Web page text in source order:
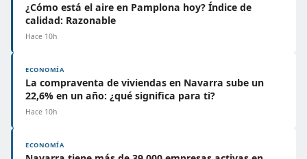
¿Cómo está el aire en Pamplona hoy? Índice de
calidad: Razonable
Hace 10h
ECONOMÍA
La compraventa de viviendas en Navarra sube un
22,6% en un año: ¿qué significa para ti?
Hace 10h
ECONOMÍA